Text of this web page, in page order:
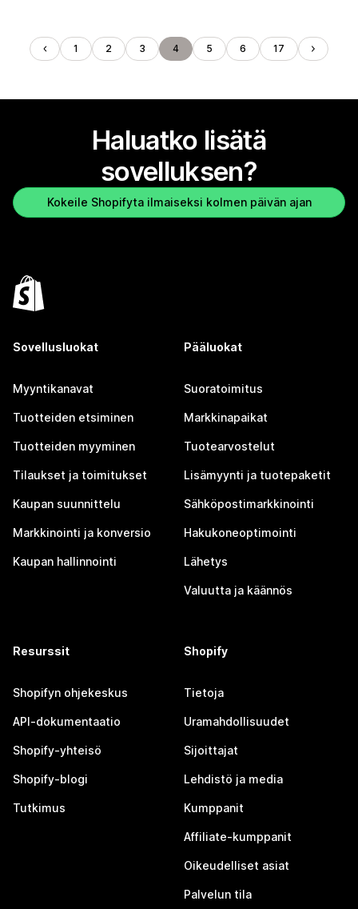
1 2 3 4 5 6 17
Haluatko lisätä
sovelluksen?
Kokeile Shopifyta ilmaiseksi kolmen päivän ajan
Sovellusluokat
Myyntikanavat
Tuotteiden etsiminen
Tuotteiden myyminen
Tilaukset ja toimitukset
Kaupan suunnittelu
Markkinointi ja konversio
Kaupan hallinnointi
Pääluokat
Suoratoimitus
Markkinapaikat
Tuotearvostelut
Lisämyynti ja tuotepaketit
Sähköpostimarkkinointi
Hakukoneoptimointi
Lähetys
Valuutta ja käännös
Resurssit
Shopifyn ohjekeskus
API-dokumentaatio
Shopify-yhteisö
Shopify-blogi
Tutkimus
Shopify
Tietoja
Uramahdollisuudet
Sijoittajat
Lehdistö ja media
Kumppanit
Affiliate-kumppanit
Oikeudelliset asiat
Palvelun tila